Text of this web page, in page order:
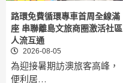
路環免費循環專車首周全線滿
座 串聯離島文旅商圈激活社區
人流互通
2026-08-05
為迎接暑期訪澳旅客高峰，
便利居…